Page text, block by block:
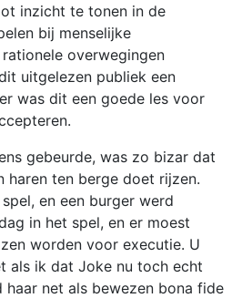
inzicht te tonen in de
bij menselijke
overwegingen
uitgelezen publiek een
was dit een goede les voor
gebeurde, was zo bizar dat
haren ten berge doet rijzen.
en een burger werd
in het spel, en er moest
worden voor executie. U
als ik dat Joke nu toch echt
haar net als bewezen bona fide